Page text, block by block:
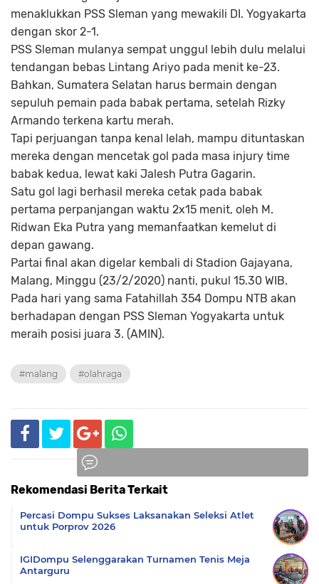
menaklukkan PSS Sleman yang mewakili DI. Yogyakarta
dengan skor 2-1.
PSS Sleman mulanya sempat unggul lebih dulu melalui
tendangan bebas Lintang Ariyo pada menit ke-23.
Bahkan, Sumatera Selatan harus bermain dengan
sepuluh pemain pada babak pertama, setelah Rizky
Armando terkena kartu merah.
Tapi perjuangan tanpa kenal lelah, mampu dituntaskan
mereka dengan mencetak gol pada masa injury time
babak kedua, lewat kaki Jalesh Putra Gagarin.
Satu gol lagi berhasil mereka cetak pada babak
pertama perpanjangan waktu 2x15 menit, oleh M.
Ridwan Eka Putra yang memanfaatkan kemelut di
depan gawang.
Partai final akan digelar kembali di Stadion Gajayana,
Malang, Minggu (23/2/2020) nanti, pukul 15.30 WIB.
Pada hari yang sama Fatahillah 354 Dompu NTB akan
berhadapan dengan PSS Sleman Yogyakarta untuk
meraih posisi juara 3. (AMIN).
#malang #olahraga
Rekomendasi Berita Terkait
Percasi Dompu Sukses Laksanakan Seleksi Atlet
untuk Porprov 2026
IGIDompu Selenggarakan Turnamen Tenis Meja
Antarguru